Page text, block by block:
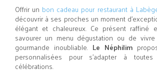
Offrir un bon cadeau pour restaurant à
découvrir à ses proches un moment
élégant et chaleureux. Ce présent raffiné
savourer un menu dégustation ou de
gourmande inoubliable. Le Néphilim
personnalisées pour s’adapter à
célébrations.